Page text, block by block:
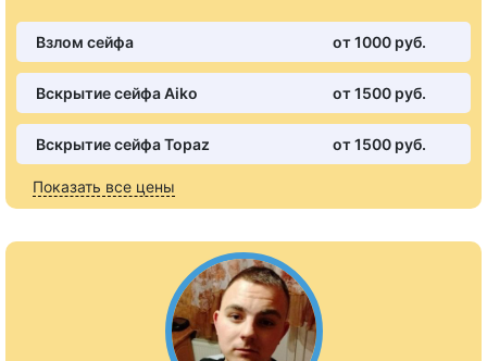
Взлом сейфа от 1000 pуб.
Вскрытие сейфа Aiko от 1500 pуб.
Вскрытие сейфа Topaz от 1500 pуб.
Показать все цены